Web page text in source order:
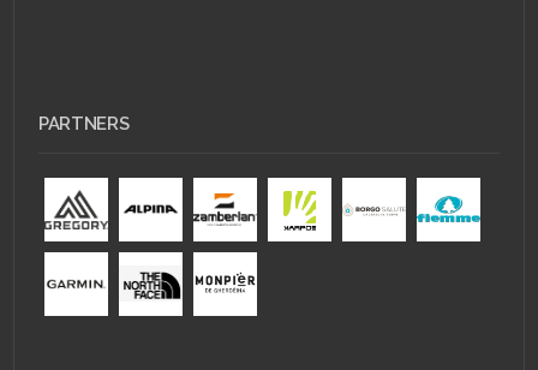
PARTNERS